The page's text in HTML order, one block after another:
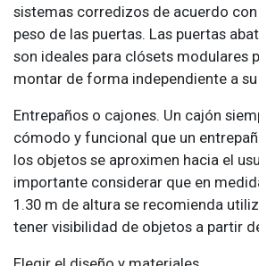
sistemas corredizos de acuerdo
peso de las puertas. Las puertas
son ideales para clósets modulares
montar de forma independiente a
Entrepaños o cajones. Un cajón
cómodo y funcional que un
los objetos se aproximen hacia el
importante considerar que en
1.30 m de altura se recomienda
tener visibilidad de objetos a partir